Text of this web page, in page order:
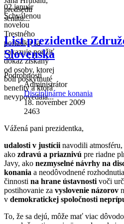
predsedu
senátu...
02 január
Schválenou
novelou
Trestného
poriadku sa
zakazuje použiť
dôkaz získaný
od osoby, ktorej
boli poskytnuté
benefity a ktorá
nevypovedala...
List prezidentke
Slovenska
Podrobnosti
Administrátor
Disciplinárne konania
18. november 2009
2463
Vážená pani prezidentka,
udalosti v justícii navodili
ako zdravú a priaznivú pre riadne
Javy, ako nezmyselné návrhy na
konania a neodôvodnené
činnosti na hrane ústavnosti voči
postihovanie za vyslovenie názorov
v demokratickej spoločnosti
To, že sa dejú, môže mať viac